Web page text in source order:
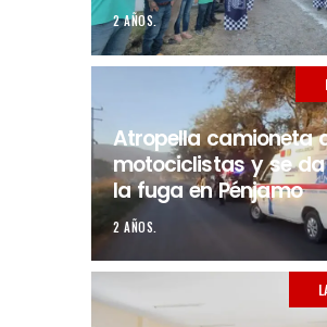
2 AÑOS.
Atropella camioneta
motociclistas y se
la fuga en Pénjamo
2 AÑOS.